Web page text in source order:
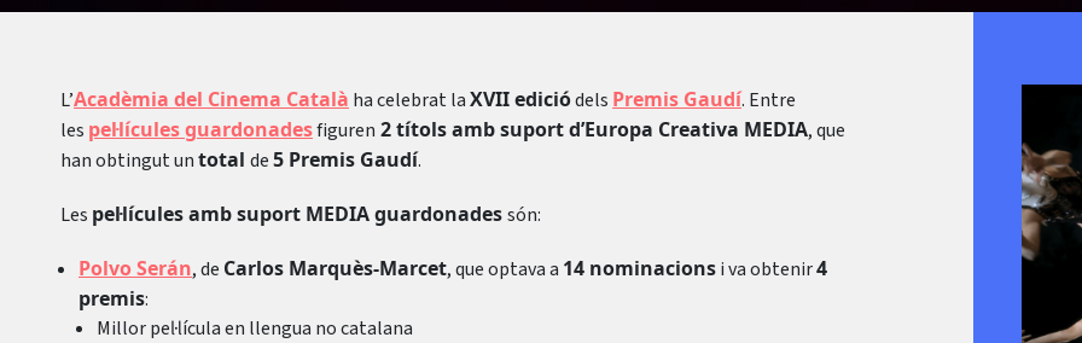
L’Acadèmia del Cinema Català ha celebrat laXVII ediciódels Premis Gaudí. Entre
les pel·lícules guardonadesfiguren 2 títols amb suport d’Europa Creativa MEDIA, que
han obtingut untotal de5 Premis Gaudí.
Les pel·lícules amb suport MEDIA guardonadessón:
Polvo Serán, de Carlos Marquès-Marcet, que optava a 14 nominacionsi va obtenir4
premis:
Millor pel·lícula en llengua no catalana